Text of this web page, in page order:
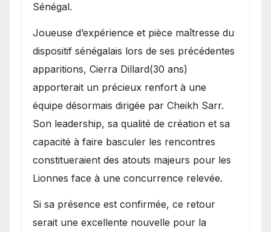
Sénégal.
Joueuse d’expérience et pièce maîtresse du
dispositif sénégalais lors de ses précédentes
apparitions, Cierra Dillard(30 ans)
apporterait un précieux renfort à une
équipe désormais dirigée par Cheikh Sarr.
Son leadership, sa qualité de création et sa
capacité à faire basculer les rencontres
constitueraient des atouts majeurs pour les
Lionnes face à une concurrence relevée.
Si sa présence est confirmée, ce retour
serait une excellente nouvelle pour la